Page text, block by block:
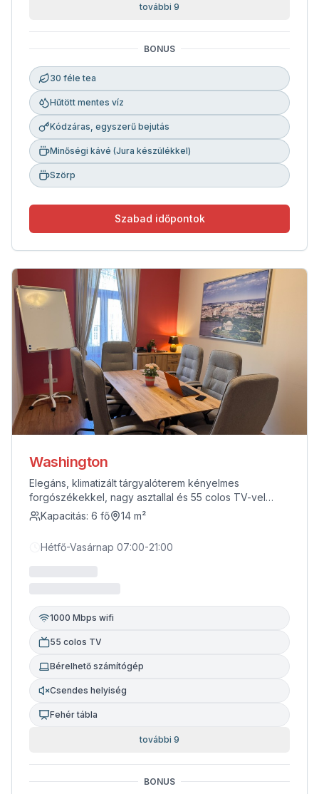
további 9
BONUS
30 féle tea
Hűtött mentes víz
Kódzáras, egyszerű bejutás
Minőségi kávé (Jura készülékkel)
Szörp
Szabad időpontok
Washington
Elegáns, klimatizált tárgyalóterem kényelmes
forgószékekkel, nagy asztallal és 55 colos TV-vel
(HDMI csatlakozással). Utcára néző, de rendkívül
csendes, természetes fénnyel megvilágított helyiség.
Kapacitás: 6 fő 14 m²
Hétfő-Vasárnap 07:00-21:00
1000 Mbps wifi
55 colos TV
Bérelhető számítógép
Csendes helyiség
Fehér tábla
további 9
BONUS